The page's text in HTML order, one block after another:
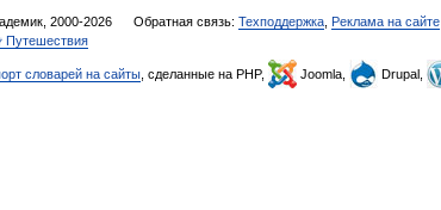
2000-2026 Обратная связь: Техподдержка Реклама на сайте
Путешествия
словарей на сайты , сделанные на PHP, Joomla, Drupal,